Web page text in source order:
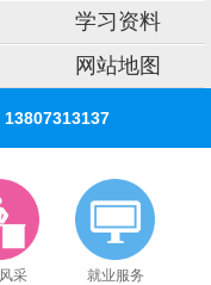
学习资料
网站地图
13807313137
采 就业服务